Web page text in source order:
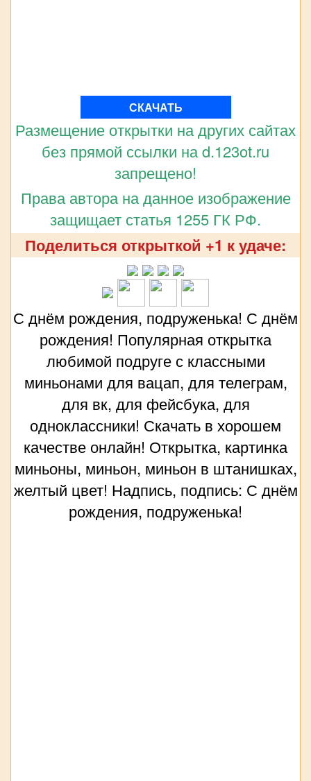
СКАЧАТЬ
Размещение открытки на других сайтах
без прямой ссылки на d.123ot.ru
запрещено!
Права автора на данное изображение
защищает статья 1255 ГК РФ.
Поделиться открыткой +1 к удаче:
С днём рождения, подруженька! С днём
рождения! Популярная открытка
любимой подруге с классными
миньонами для вацап, для телеграм,
для вк, для фейсбука, для
одноклассники! Скачать в хорошем
качестве онлайн! Открытка, картинка
миньоны, миньон, миньон в штанишках,
желтый цвет! Надпись, подпись: С днём
рождения, подруженька!